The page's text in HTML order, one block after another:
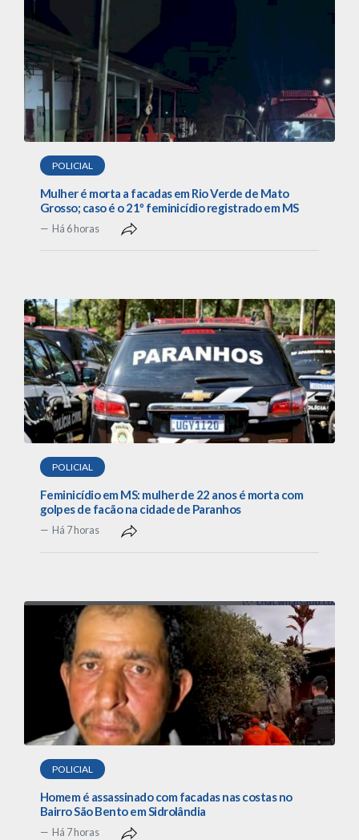
POLICIAL
Mulher é morta a facadas em Rio Verde de Mato
Grosso; caso é o 21º feminicídio registrado em MS
Há 6 horas
POLICIAL
Feminicídio em MS: mulher de 22 anos é morta com
golpes de facão na cidade de Paranhos
Há 7 horas
POLICIAL
Homem é assassinado com facadas nas costas no
Bairro São Bento em Sidrolândia
Há 7 horas